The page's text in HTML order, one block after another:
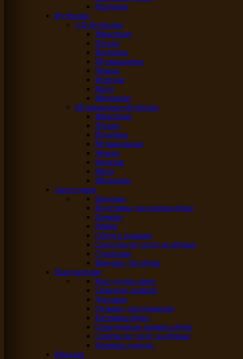
Перчатки
Футболки
3-D футболки
Животные
Птицы
Индейцы
Музыкальные
Черепа
Фэнтази
Мото
Милитари
Музыкальные футболки
Животные
Птицы
Индейцы
Музыкальные
Черепа
Фэнтази
Мото
Милитари
Аксессуары
Банданы
Подставка для снятия обуви
Пряжки
Ремни
Сбруя к казакам
Средства по уходу за обувью
Сувениры
Шнурки для обуви
Покупателям
Как сделать заказ
Гарантия, возврат
Доставка
Отзывы, предложения
Растяжка обуви
Определение размера обуви
Советы по уходу за обувью
Размеры одежды
Магазин